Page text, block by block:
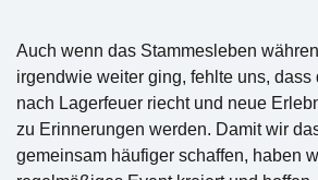
Auch wenn das Stammesleben
irgendwie weiter ging, fehlte uns, dass
nach Lagerfeuer riecht und neue
zu Erinnerungen werden. Damit wir
gemeinsam häufiger schaffen, haben